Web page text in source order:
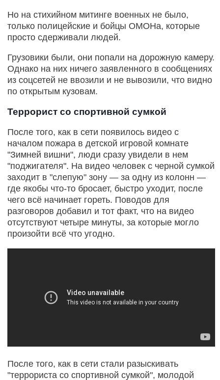
Но на стихийном митинге военных не было,
только полицейские и бойцы ОМОНа, которые
просто сдерживали людей.
Грузовики были, они попали на дорожную камеру.
Однако на них ничего заявленного в сообщениях
из соцсетей не ввозили и не вывозили, что видно
по открытым кузовам.
Террорист со спортивной сумкой
После того, как в сети появилось видео с
началом пожара в детской игровой комнате
"Зимней вишни", люди сразу увидели в нем
"поджигателя". На видео человек с черной сумкой
заходит в "слепую" зону — за одну из колонн —
где якобы что-то бросает, быстро уходит, после
чего всё начинает гореть. Поводов для
разговоров добавил и тот факт, что на видео
отсутствуют четыре минуты, за которые могло
произойти всё что угодно.
После того, как в сети стали разыскивать
"террориста со спортивной сумкой", молодой